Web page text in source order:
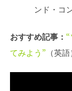
ンド・コ
おすすめ記事：
てみよう” （英語